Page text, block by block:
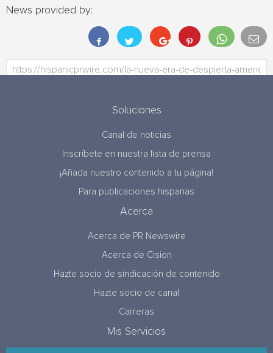
News provided by:
Soluciones
Canal de noticias
Inscríbete en nuestra lista de prensa
¡Añada nuestro contenido a tu página!
Para publicaciones hispanas
Acerca
Acerca de PR Newswire
Acerca de Cision
Hazte socio de sindicación de contenido
Hazte socio de canal
Carreras
Mis Servicios